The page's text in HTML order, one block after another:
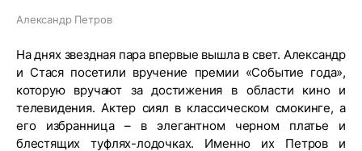
Александр Петров
На днях звездная пара впервые вышла в свет. Александр
и Стася посетили вручение премии «Событие года»,
которую вручают за достижения в области кино и
телевидения. Актер сиял в классическом смокинге, а
его избранница – в элегантном черном платье и
блестящих туфлях-лодочках. Именно их Петров и